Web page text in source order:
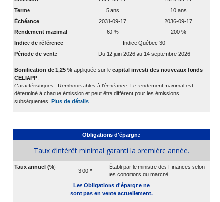
Terme
5 ans
10 ans
Échéance
2031-09-17
2036-09-17
Rendement maximal
60 %
200 %
Indice de référence
Indice Québec 30
Période de vente
Du 12 juin 2026au 14 septembre 2026
Bonification de 1,25 % appliquée sur le capital investi des nouveaux fonds
CELIAPP
Caractéristiques : Remboursables à l’échéance. Le rendement maximal est
déterminé à chaque émission et peut être différent pour les émissions
subséquentes. Plus de détails
Obligations d'épargne
Taux d’intérêt minimal garanti la première année.
Taux annuel (%)
3,00 *
Établi par le ministre des Finances selon
les conditions du marché.
Les Obligations d'épargne ne
sont pas en vente actuellement.